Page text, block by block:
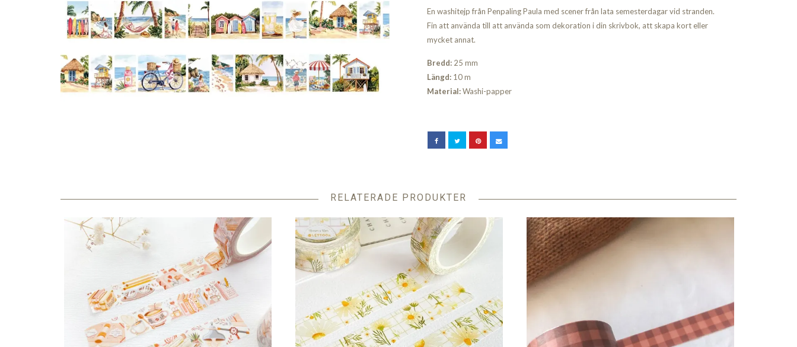
En washitejp från Penpaling Paula med scener från lata semesterdagar vid stranden.
Fin att använda till att använda som dekoration i din skrivbok, att skapa kort eller
mycket annat.
Bredd: 25 mm
Längd: 10 m
Material:Washi-papper
RELATERADE PRODUKTER